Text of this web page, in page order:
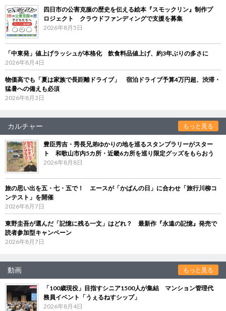
四日市の公害克服の歴史を伝える絵本『スモックリン』制作プ
ロジェクト クラウドファンディングで支援を募集
2026年8月5日
「中東発」値上げラッシュが本格化 飲食料品値上げ、約3年ぶりの多さに
2026年8月4日
物価高でも「夏は家族で長距離ドライブ」 宿泊ドライブ予算4万円超、渋滞・
猛暑への備えも必須
2026年8月3日
カルチャー もっと見る
豊臣秀吉・秀長兄弟ゆかりの地を巡るスタンプラリーがスター
ト 和歌山市内5カ所・近畿6カ所を巡り限定グッズをもらおう
2026年8月8日
旅の思い出を五・七・五で！ エースが「かばんの日」に合わせ「旅行川柳コ
ンテスト」を開催
2026年8月7日
東野圭吾が選んだ「記憶に残る一文」はどれ？ 最新作『永遠の記憶』発売で
読者参加型キャンペーン
2026年8月7日
動画 もっと見る
「100歳現役」目指すシニア1500人が集結 マンション管理代
務員イベント「うぇるねすシップ」
2026年8月4日